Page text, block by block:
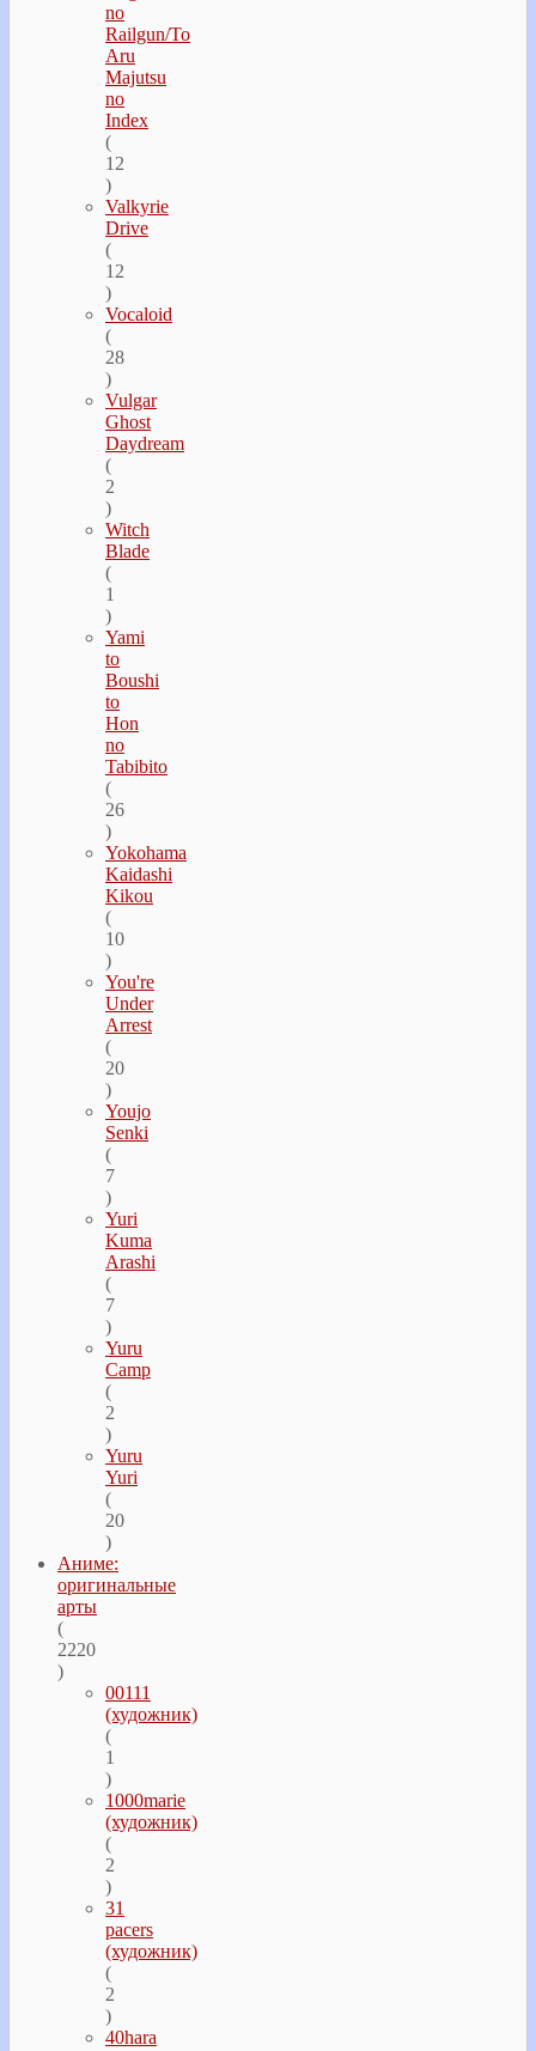
no
Railgun/To
Aru
Majutsu
no
Index
(
12
)
Valkyrie
Drive
(
12
)
Vocaloid
(
28
)
Vulgar
Ghost
Daydream
(
2
)
Witch
Blade
(
1
)
Yami
to
Boushi
to
Hon
no
Tabibito
(
26
)
Yokohama
Kaidashi
Kikou
(
10
)
You're
Under
Arrest
(
20
)
Youjo
Senki
(
7
)
Yuri
Kuma
Arashi
(
7
)
Yuru
Camp
(
2
)
Yuru
Yuri
(
20
)
Аниме:
оригинальные
арты
(
2220
)
00111
(художник)
(
1
)
1000marie
(художник)
(
2
)
31
pacers
(художник)
(
2
)
40hara